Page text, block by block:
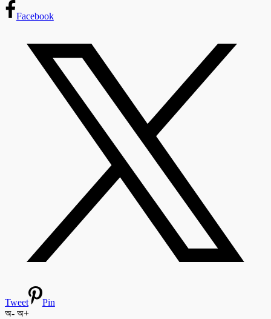
Facebook
Tweet
Pin
অ- অ+